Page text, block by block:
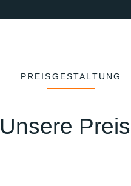
PREISGESTALTUNG
Unsere